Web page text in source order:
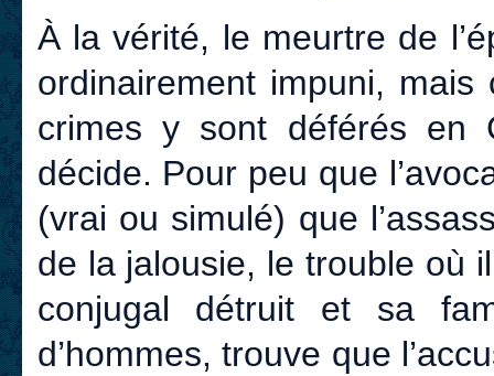
À la vérité, le meurtre de
ordinairement impuni,
crimes y sont déférés en
décide. Pour peu que
(vrai ou simulé) que
de la jalousie, le trouble où
conjugal détruit et sa
d’hommes, trouve que